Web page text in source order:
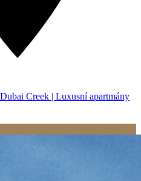
Creek | Luxusní apartmány